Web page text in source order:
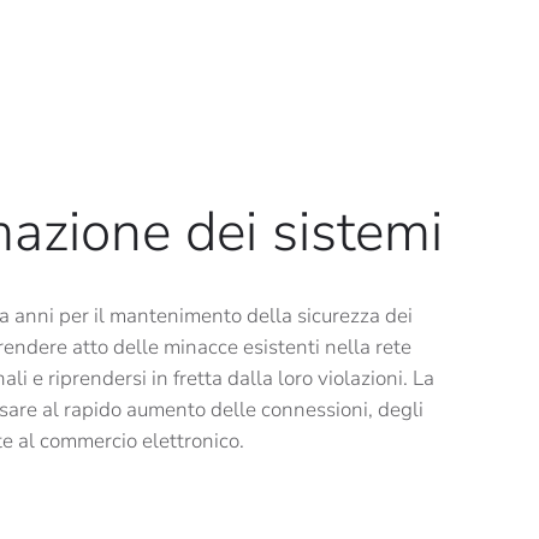
dei sistemi
anni per il mantenimento della sicurezza dei
atto delle minacce esistenti nella rete
e riprendersi in fretta dalla loro violazioni. La
al rapido aumento delle connessioni, degli
al commercio elettronico.